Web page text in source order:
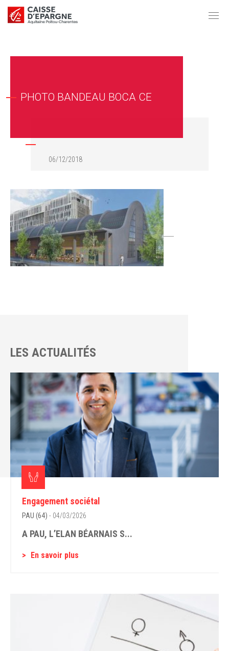
PHOTO BANDEAU BOCA CE
06/12/2018
LES ACTUALITÉS
Engagement sociétal
PAU (64) - 04/03/2026
A PAU, L’ELAN BÉARNAIS S...
En savoir plus